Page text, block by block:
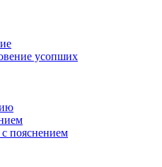
усопших
пояснением